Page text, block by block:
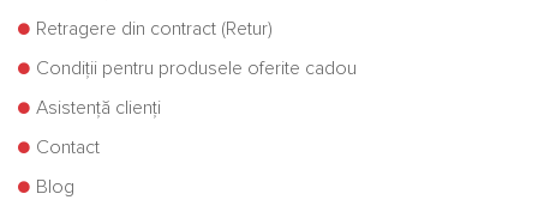
Retragere din contract (Retur)
Condiții pentru produsele oferite cadou
Asistență clienți
Contact
Blog